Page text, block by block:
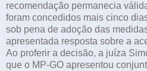
recomendação permanecia
foram concedidos mais cinco
sob pena de adoção das
apresentada resposta sobre a
Ao proferir a decisão, a juíza
que o MP-GO apresentou